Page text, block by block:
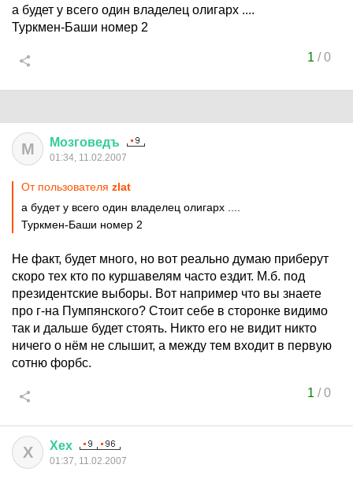
а будет у всего один владелец олигарх ....
Туркмен-Баши номер 2
1 /0
М Мозговедъ
01:34, 11.02.2007
От пользователя zlat
а будет у всего один владелец олигарх ....
Туркмен-Баши номер 2
Не факт, будет много, но вот реально думаю приберут
скоро тех кто по куршавелям часто ездит. М.б. под
президентские выборы. Вот например что вы знаете
про г-на Пумпянского? Стоит себе в сторонке видимо
так и дальше будет стоять. Никто его не видит никто
ничего о нём не слышит, а между тем входит в первую
сотню форбс.
1 /0
Х Хех
01:37, 11.02.2007